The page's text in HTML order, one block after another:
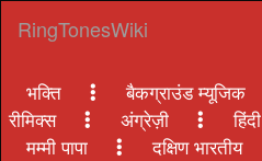
RingTonesWiki
भक्ति बैकग्राउंड म्यूजिक
रीमिक्स
अंग्रेज़ी हिंदी
मम्मी पापा
दक्षिण भारतीय